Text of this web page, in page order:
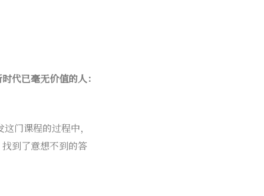
代已毫无价值的人：
门课程的过程中，
到了意想不到的答